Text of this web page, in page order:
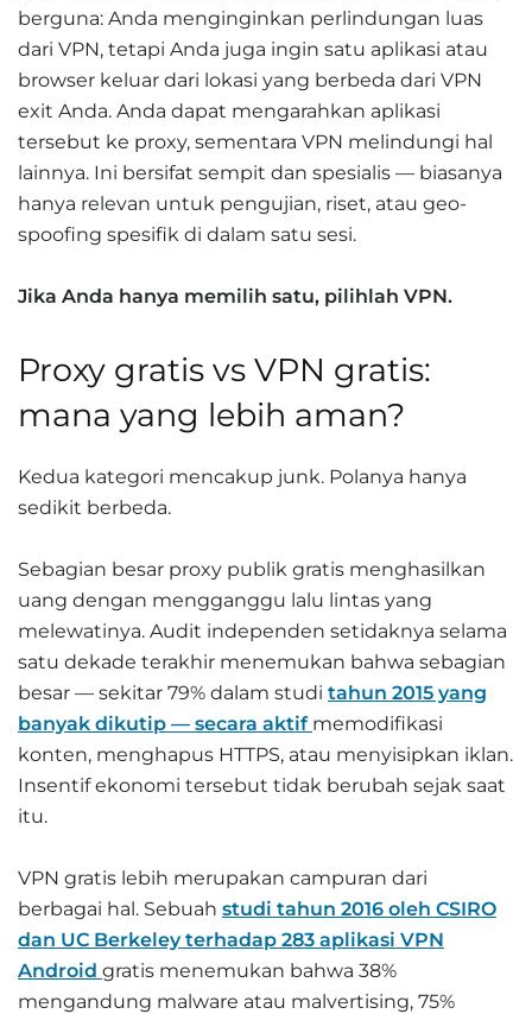
berguna: Anda menginginkan perlindungan luas
dari VPN, tetapi Anda juga ingin satu aplikasi atau
browser keluar dari lokasi yang berbeda dari VPN
exit Anda. Anda dapat mengarahkan aplikasi
tersebut ke proxy, sementara VPN melindungi hal
lainnya. Ini bersifat sempit dan spesialis — biasanya
hanya relevan untuk pengujian, riset, atau geo-
spoofing spesifik di dalam satu sesi.
Jika Anda hanya memilih satu, pilihlah VPN.
Proxy gratis vs VPN gratis:
mana yang lebih aman?
Kedua kategori mencakup junk. Polanya hanya
sedikit berbeda.
Sebagian besar proxy publik gratis menghasilkan
uang dengan mengganggu lalu lintas yang
melewatinya. Audit independen setidaknya selama
satu dekade terakhir menemukan bahwa sebagian
besar — sekitar 79% dalam studi tahun 2015 yang
banyak dikutip — secara aktif memodifikasi
konten, menghapus HTTPS, atau menyisipkan iklan.
Insentif ekonomi tersebut tidak berubah sejak saat
itu.
VPN gratis lebih merupakan campuran dari
berbagai hal. Sebuah studi tahun 2016 oleh CSIRO
dan UC Berkeley terhadap 283 aplikasi VPN
Android gratis menemukan bahwa 38%
mengandung malware atau malvertising, 75%